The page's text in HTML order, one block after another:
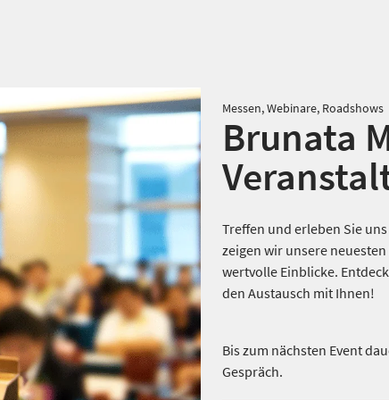
Messen, Webinare, Roadshows
Brunata
Treffen und erleben Sie
zeigen wir unsere
wertvolle Einblicke.
den Austausch mit Ihnen!
Bis zum nächsten Event
Gespräch.